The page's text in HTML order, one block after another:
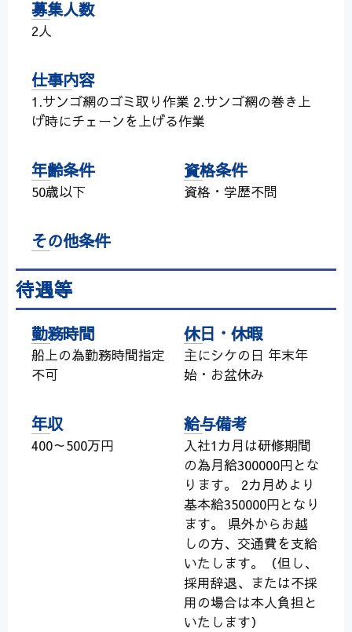
募集人数
2人
仕事内容
1.サンゴ網のゴミ取り作業 2.サンゴ網の巻き上
げ時にチェーンを上げる作業
年齢条件
50歳以下
資格条件
資格・学歴不問
その他条件
待遇等
勤務時間
船上の為勤務時間指定
不可
休日・休暇
主にシケの日 年末年
始・お盆休み
年収
400～500万円
給与備考
入社1カ月は研修期間
の為月給300000円とな
ります。 2カ月めより
基本給350000円となり
ます。 県外からお越
しの方、交通費を支給
いたします。（但し、
採用辞退、または不採
用の場合は本人負担と
いたします）